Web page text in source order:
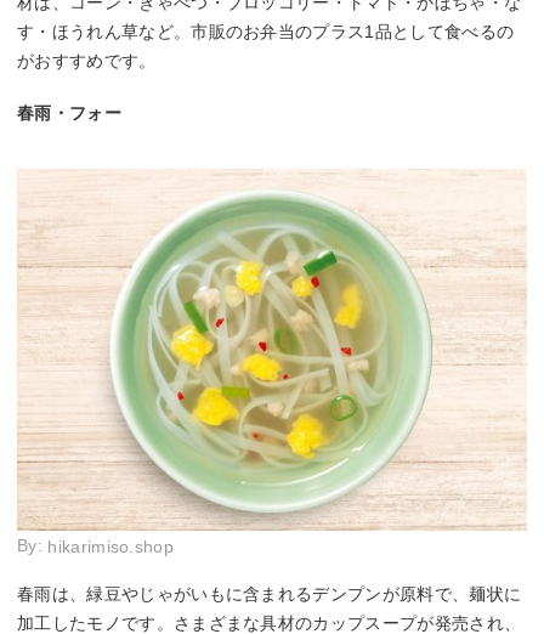
す・ほうれん草など。市販のお弁当のプラス1品として食べるの
がおすすめです。
春雨・フォー
By: hikarimiso.shop
春雨は、緑豆やじゃがいもに含まれるデンプンが原料で、麺状に
加工したモノです。さまざまな具材のカップスープが発売され、